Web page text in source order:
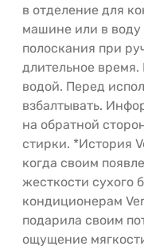
в отделение для
машине или в воду
полоскания при
длительное время.
водой. Перед
взбалтывать.
на обратной
стирки. *История
когда своим
жесткости сухого
кондиционерам
подарила своим
ощущение